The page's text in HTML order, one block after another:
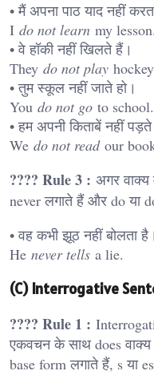
• मैं अपना पाठ याद नहीं
I do not learn my lesson.
• वे हॉकी नहीं खिलते हैं।
They do not play
• तुम स्कूल नहीं जाते हो।
You do not go to school.
• हम अपनी किताबें नहीं
We do not readour
???? Rule 3 : अगर वाक्य
never लगाते हैं और do या
• वह कभी झूठ नहीं बोलता है।
He never tells a lie.
(C) Interrogative
???? Rule 1 :
एकवचन के साथ does
base form लगाते हैं, s या